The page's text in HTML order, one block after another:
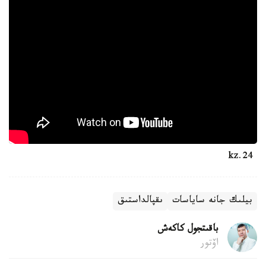
بيلىك جانە ساياسات ىقپالداستىق
باقىتجول كاكەش
اۆتور